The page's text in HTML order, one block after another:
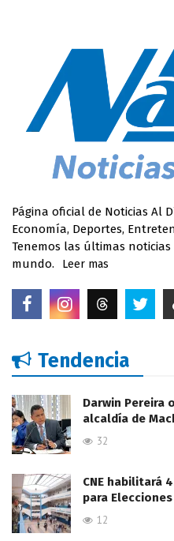
Página oficial de Noticias Al
Economía, Deportes,
Tenemos las últimas
mundo.
Leer mas
Tendencia
Darwin Pereira
alcaldía de
32
CNE habilitará
para Elecciones
12